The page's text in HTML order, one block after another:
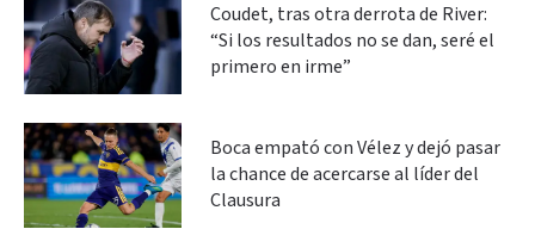
Coudet, tras otra derrota de River:
“Si los resultados no se dan, seré el
primero en irme”
Boca empató con Vélez y dejó pasar
la chance de acercarse al líder del
Clausura